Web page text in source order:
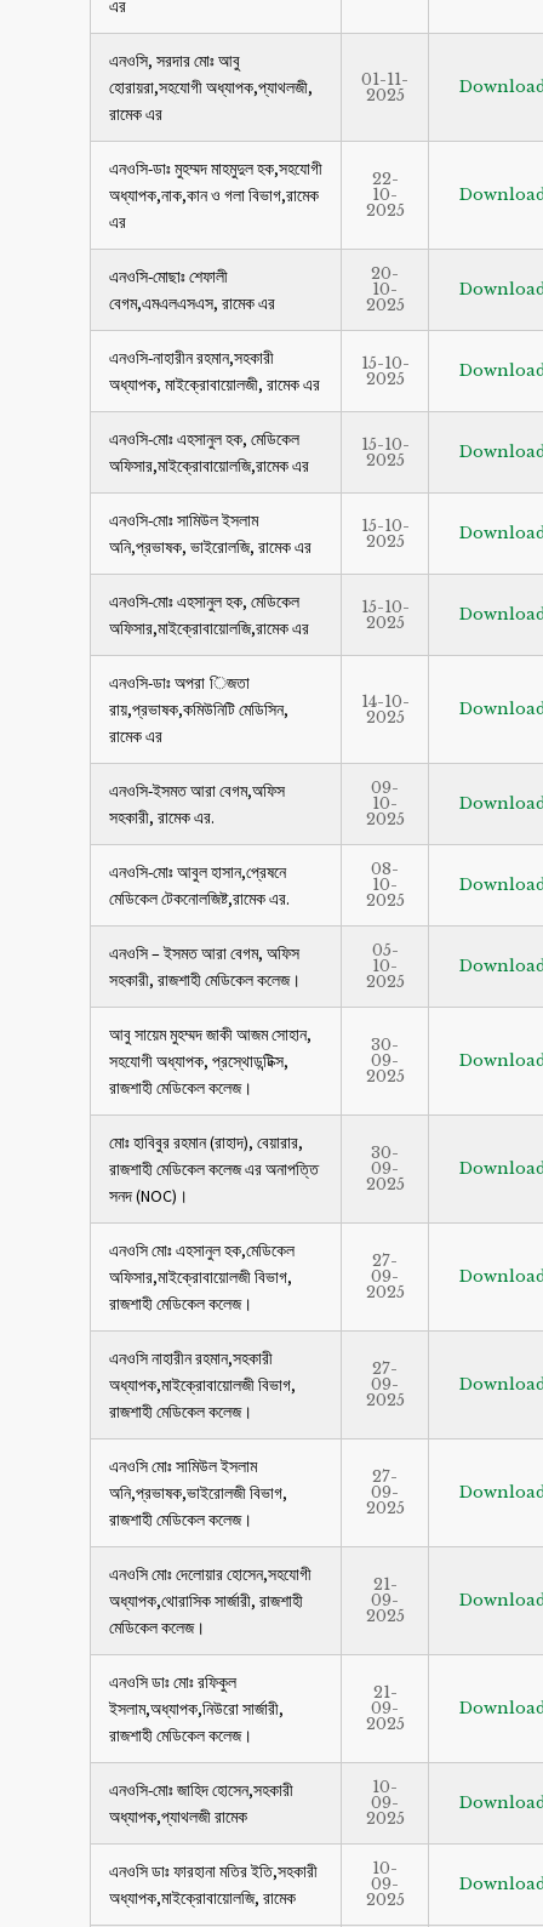
এর
এনওসি, সরদার মোঃ আবু
হোরায়রা,সহযোগী অধ্যাপক,প্যাথলজী,
রামেক এর
01-11-
2025
এনওসি-ডাঃ মুহম্মদ মাহমুদুল হক,সহযোগী
অধ্যাপক,নাক,কান ও গলা বিভাগ,রামেক
এর
22-
10-
2025
এনওসি-মোছাঃ শেফালী
বেগম,এমএলএসএস, রামেক এর
20-
10-
2025
এনওসি-নাহারীন রহমান,সহকারী
অধ্যাপক, মাইক্রোবায়োলজী, রামেক এর
15-10-
2025
এনওসি-মোঃ এহসানুল হক, মেডিকেল
অফিসার,মাইক্রোবায়োলজি,রামেক এর
15-10-
2025
এনওসি-মোঃ সামিউল ইসলাম
অনি,প্রভাষক, ভাইরোলজি, রামেক এর
15-10-
2025
এনওসি-মোঃ এহসানুল হক, মেডিকেল
অফিসার,মাইক্রোবায়োলজি,রামেক এর
15-10-
2025
এনওসি-ডাঃ অপরা িজতা
রায়,প্রভাষক,কমিউনিটি মেডিসিন,
রামেক এর
14-10-
2025
এনওসি-ইসমত আরা বেগম,অফিস
সহকারী, রামেক এর.
09-
10-
2025
এনওসি-মোঃ আবুল হাসান,প্রেষনে
মেডিকেল টেকনোলজিষ্ট,রামেক এর.
08-
10-
2025
এনওসি – ইসমত আরা বেগম, অফিস
সহকারী, রাজশাহী মেডিকেল কলেজ।
05-
10-
2025
আবু সায়েম মুহম্মদ জাকী আজম সোহান,
সহযোগী অধ্যাপক, প্রস্থোডন্টিক্স,
রাজশাহী মেডিকেল কলেজ।
30-
09-
2025
মোঃ হাবিবুর রহমান (রাহাদ), বেয়ারার,
রাজশাহী মেডিকেল কলেজ এর অনাপত্তি
সনদ (NOC)।
30-
09-
2025
এনওসি মোঃ এহসানুল হক,মেডিকেল
অফিসার,মাইক্রোবায়োলজী বিভাগ,
রাজশাহী মেডিকেল কলেজ।
27-
09-
2025
এনওসি নাহারীন রহমান,সহকারী
অধ্যাপক,মাইক্রোবায়োলজী বিভাগ,
রাজশাহী মেডিকেল কলেজ।
27-
09-
2025
এনওসি মোঃ সামিউল ইসলাম
অনি,প্রভাষক,ভাইরোলজী বিভাগ,
রাজশাহী মেডিকেল কলেজ।
27-
09-
2025
এনওসি মোঃ দেলোয়ার হোসেন,সহযোগী
অধ্যাপক,থোরাসিক সার্জারী, রাজশাহী
মেডিকেল কলেজ।
21-
09-
2025
এনওসি ডাঃ মোঃ রফিকুল
ইসলাম,অধ্যাপক,নিউরো সার্জারী,
রাজশাহী মেডিকেল কলেজ।
21-
09-
2025
এনওসি-মোঃ জাহিদ হোসেন,সহকারী
অধ্যাপক,প্যাথলজী রামেক
10-
09-
2025
এনওসি ডাঃ ফারহানা মতির ইতি,সহকারী
অধ্যাপক,মাইক্রোবায়োলজি, রামেক
10-
09-
2025